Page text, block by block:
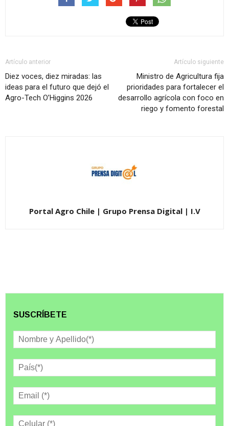
Artículo anterior
Diez voces, diez miradas: las
ideas para el futuro que dejó el
Agro-Tech O’Higgins 2026
Artículo siguiente
Ministro de Agricultura fija
prioridades para fortalecer el
desarrollo agrícola con foco en
riego y fomento forestal
Portal Agro Chile | Grupo Prensa Digital | I.V
SUSCRÍBETE